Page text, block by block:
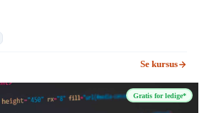
Se kursus
Gratis for ledige*